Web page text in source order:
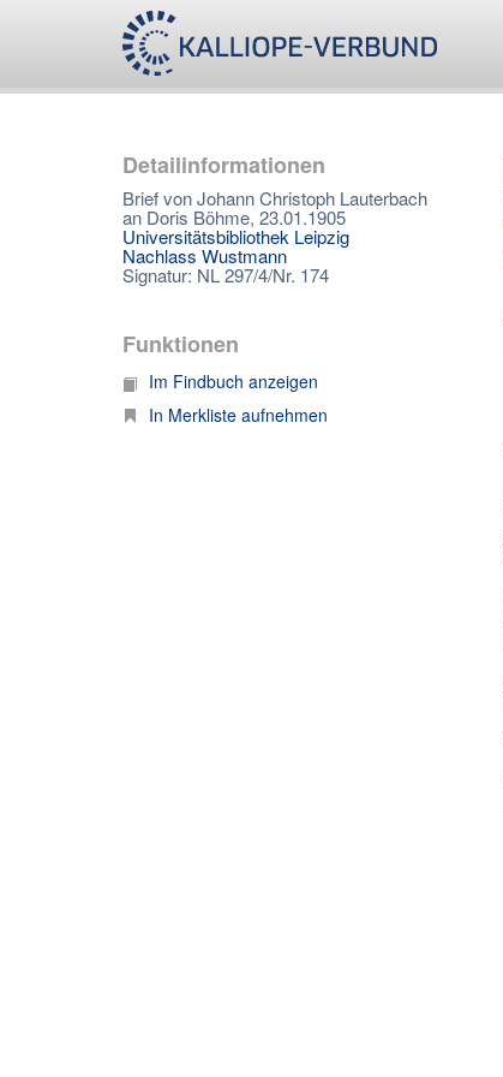
Detailinformationen
Brief von Johann Christoph Lauterbach
an Doris Böhme, 23.01.1905
Universitätsbibliothek Leipzig
Nachlass Wustmann
Signatur: NL 297/4/Nr. 174
Funktionen
Im Findbuch anzeigen
In Merkliste aufnehmen